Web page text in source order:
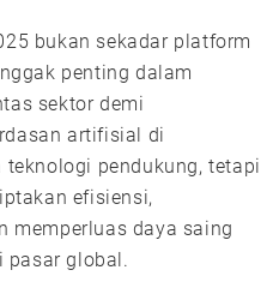
bukan sekadar platform
penting dalam
sektor demi
artifisial di
pendukung, tetapi
efisiensi,
memperluas daya saing
pasar global.